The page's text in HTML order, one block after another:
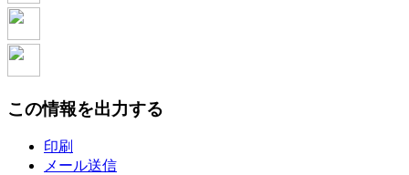
この情報を出力する
印刷
メール送信